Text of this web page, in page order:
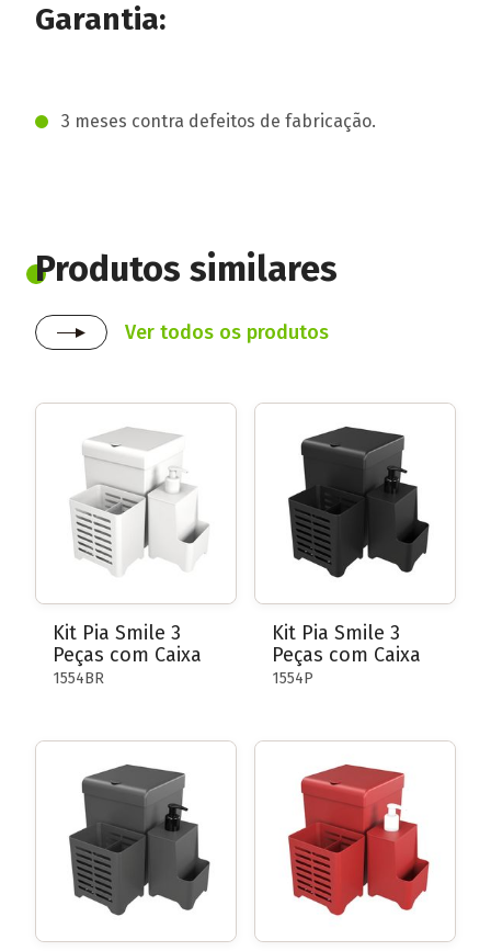
Garantia:
3 meses contra defeitos de fabricação.
Produtos similares
Ver todos os produtos
Kit Pia Smile 3
Peças com Caixa
1554BR
Kit Pia Smile 3
Peças com Caixa
1554P